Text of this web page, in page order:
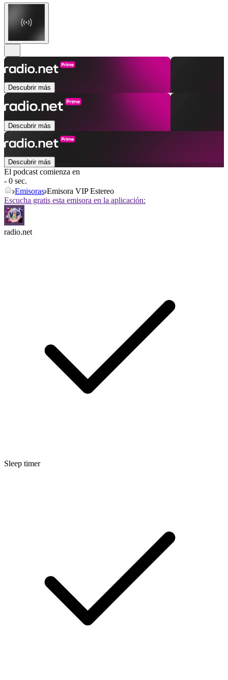
Descubrir más
Descubrir más
Descubrir más
El podcast comienza en
- 0 sec.
Emisoras Emisora VIP Estereo
Escucha gratis esta emisora en la aplicación:
radio.net
Sleep timer